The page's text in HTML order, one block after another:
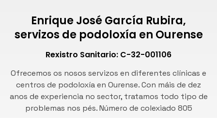
Enrique José García Rubira,
servizos de podoloxía en Ourense
Rexistro Sanitario: C-32-001106
Ofrecemos os nosos servizos en diferentes clínicas e
centros de podoloxía en Ourense. Con máis de dez
anos de experiencia no sector, tratamos todo tipo de
problemas nos pés. Número de colexiado 805